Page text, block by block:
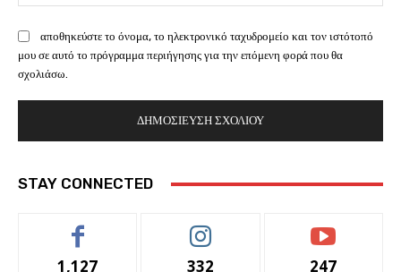
αποθηκεύστε το όνομα, το ηλεκτρονικό ταχυδρομείο και τον ιστότοπό
μου σε αυτό το πρόγραμμα περιήγησης για την επόμενη φορά που θα
σχολιάσω.
STAY CONNECTED
1,127 332 247